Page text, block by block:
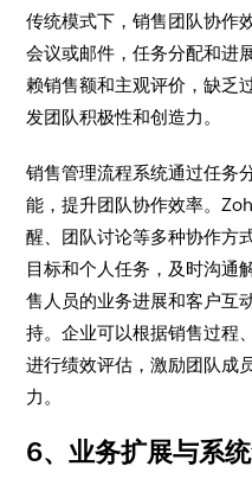
传统模式下，销售团队协作
会议或邮件，任务分配和进
赖销售额和主观评价，缺乏
发团队积极性和创造力。
销售管理流程系统通过任务
能，提升团队协作效率。
醒、团队讨论等多种协作方
目标和个人任务，及时沟通
售人员的业务进展和客户互
持。企业可以根据销售过程
进行绩效评估，激励团队成
力。
6、业务扩展与系